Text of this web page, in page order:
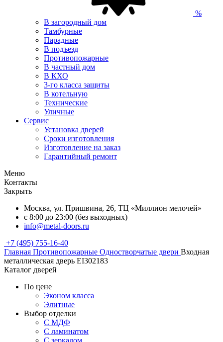
%
В загородный дом
Тамбурные
Парадные
В подъезд
Противопожарные
В частный дом
В КХО
3-го класса защиты
В котельную
Технические
Уличные
Сервис
Установка дверей
Сроки изготовления
Изготовление на заказ
Гарантийный ремонт
Меню
Контакты
Закрыть
Москва, ул. Пришвина, 26, ТЦ «Миллион мелочей»
с 8:00 до 23:00 (без выходных)
info@metal-doors.ru
+7 (495) 755-16-40
Главная Противопожарные Одностворчатые двери Входная
металлическая дверь EI302183
Каталог дверей
По цене
Эконом класса
Элитные
Выбор отделки
С МДФ
С ламинатом
С зеркалом